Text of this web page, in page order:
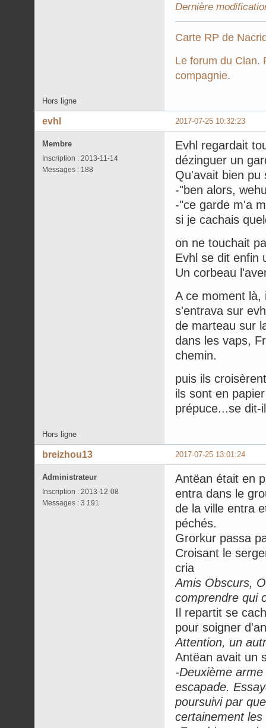
Dernière
Carte RP de
Le forum du Clan.
compagnie.
Hors ligne
2017-07-25 10:32:23
evhl
Membre
Inscription : 2013-11-14
Messages : 188
Evhl regardait
dézinguer un
Qu'avait bien pu
-"ben alors,
-"ce garde m'a
si je cachais
on ne touchait
Evhl se dit enfin
Un corbeau
A ce moment là,
s'entrava sur
de marteau sur
dans les vaps,
chemin.
puis ils
ils sont en
prépuce...se dit-il
Hors ligne
2017-07-25 13:01:24
breizhou13
Administrateur
Inscription : 2013-12-08
Messages : 3 191
Antëan était en
entra dans le
de la ville entra
péchés.
Grorkur passa
Croisant le
cria
Amis Obscurs,
comprendre qui
Il repartit se
pour soigner
Attention, un
Antëan avait un
-Deuxième
escapade.
poursuivi par
certainement